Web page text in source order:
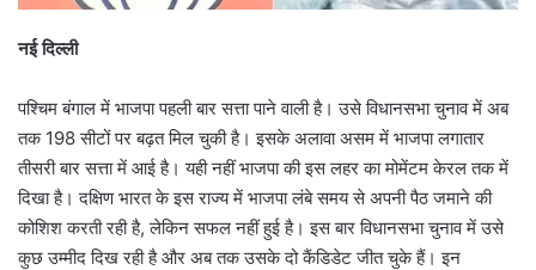
नई दिल्ली
पश्चिम बंगाल में भाजपा पहली बार सत्ता पाने वाली है। उसे विधानसभा चुनाव में अब
तक 198 सीटों पर बढ़त मिल चुकी है। इसके अलावा असम में भाजपा लगातार
तीसरी बार सत्ता में आई है। यही नहीं भाजपा की इस लहर का मोमेंटम केरल तक में
दिखा है। दक्षिण भारत के इस राज्य में भाजपा लंबे समय से अपनी पैठ जमाने की
कोशिश करती रही है, लेकिन सफल नहीं हुई है। इस बार विधानसभा चुनाव में उसे
कुछ उम्मीद दिख रही है और अब तक उसके दो कैंडिडेट जीत चुके हैं। इन